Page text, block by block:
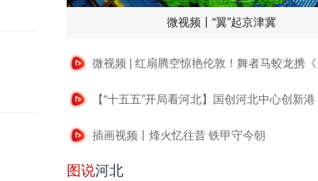
微视频丨“翼”起京津冀
插画视频丨烽火忆往昔 铁甲守今朝
图说河北